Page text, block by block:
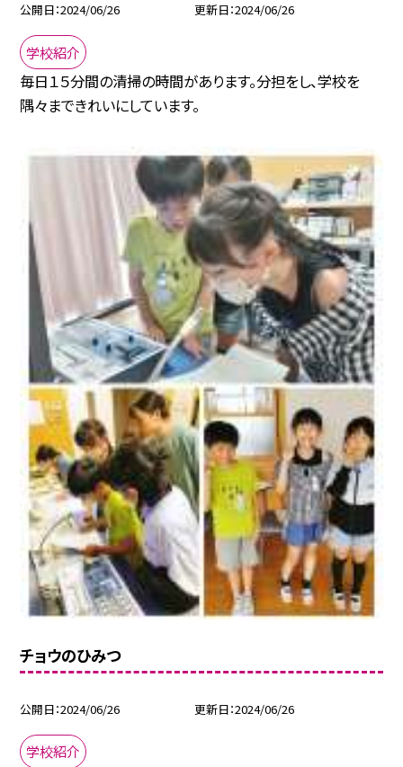
公開日 2024/06/26 更新日 2024/06/26
学校紹介
毎日１５分間の清掃の時間があります。分担をし、学校を
隅々まできれいにしています。
チョウのひみつ
公開日 2024/06/26 更新日 2024/06/26
学校紹介